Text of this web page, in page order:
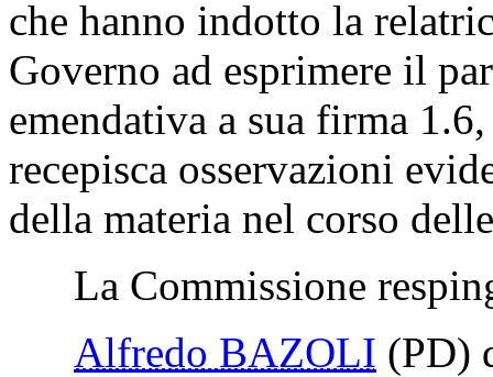
Schullian 1.5.
La Commissione
Giusi BARTOLOZZI
che hanno indotto la
Governo ad esprimere il
emendativa a sua firma
recepisca osservazioni